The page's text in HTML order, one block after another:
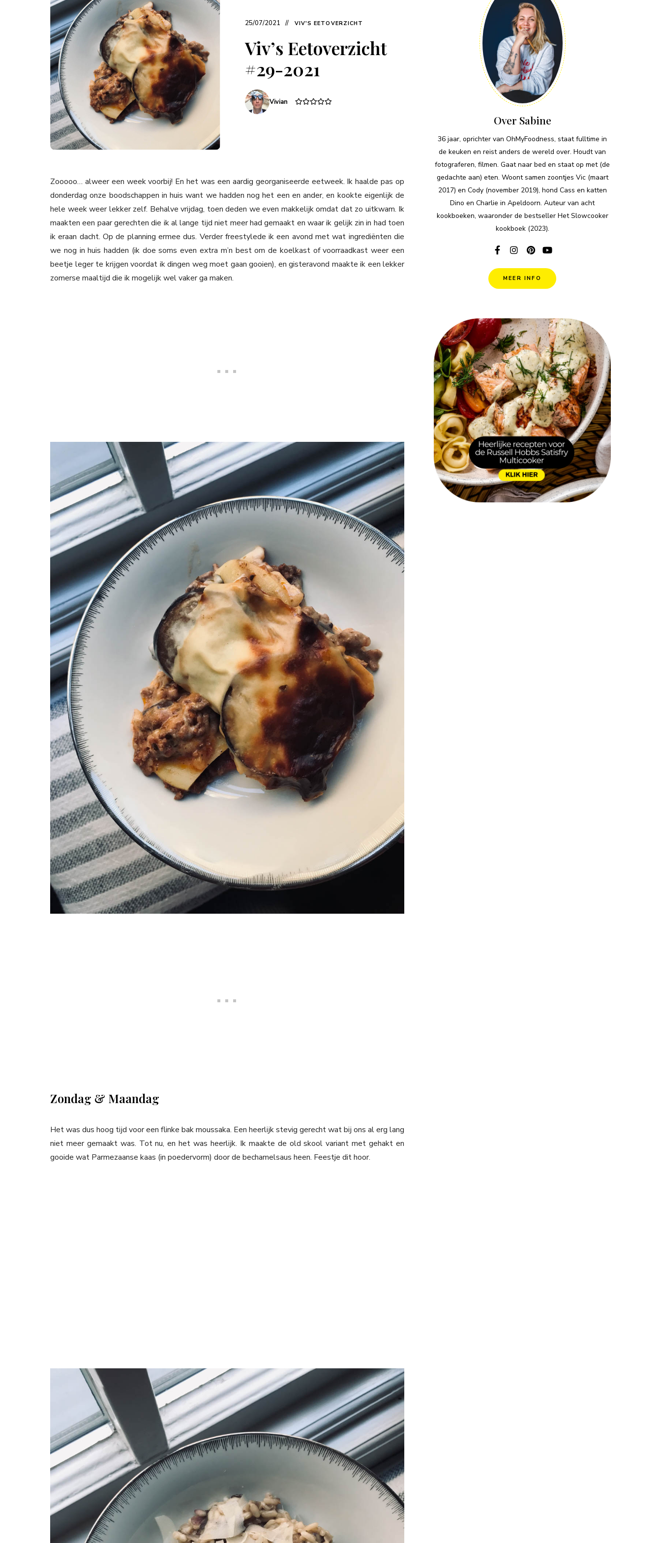
25/07/2021 VIV'S EETOVERZICHT
Viv’s Eetoverzicht
#29-2021
Vivian
Zooooo… alweer een week voorbij! En het was een aardig georganiseerde eetweek. Ik haalde pas op
donderdag onze boodschappen in huis want we hadden nog het een en ander, en kookte eigenlijk de
hele week weer lekker zelf. Behalve vrijdag, toen deden we even makkelijk omdat dat zo uitkwam. Ik
maakten een paar gerechten die ik al lange tijd niet meer had gemaakt en waar ik gelijk zin in had toen
ik eraan dacht. Op de planning ermee dus. Verder freestylede ik een avond met wat ingrediënten die
we nog in huis hadden (ik doe soms even extra m’n best om de koelkast of voorraadkast weer een
beetje leger te krijgen voordat ik dingen weg moet gaan gooien), en gisteravond maakte ik een lekker
zomerse maaltijd die ik mogelijk wel vaker ga maken.
Zondag & Maandag
Het was dus hoog tijd voor een flinke bak moussaka. Een heerlijk stevig gerecht wat bij ons al erg lang
niet meer gemaakt was. Tot nu, en het was heerlijk. Ik maakte de old skool variant met gehakt en
gooide wat Parmezaanse kaas (in poedervorm) door de bechamelsaus heen. Feestje dit hoor.
Over Sabine
36 jaar, oprichter van OhMyFoodness, staat fulltime in
de keuken en reist anders de wereld over. Houdt van
fotograferen, filmen. Gaat naar bed en staat op met (de
gedachte aan) eten. Woont samen zoontjes Vic (maart
2017) en Cody (november 2019), hond Cass en katten
Dino en Charlie in Apeldoorn. Auteur van acht
kookboeken, waaronder de bestseller Het Slowcooker
kookboek (2023).
MEER INFO